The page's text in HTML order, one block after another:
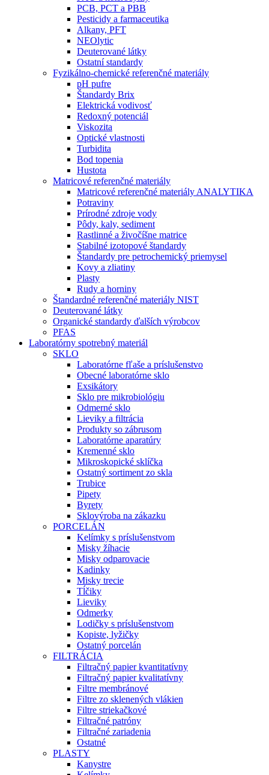
PCB, PCT a PBB
Pesticidy a farmaceutika
Alkany, PFT
NEOlytic
Deuterované látky
Ostatní standardy
Fyzikálno-chemické referenčné materiály
pH pufre
Štandardy Brix
Elektrická vodivosť
Redoxný potenciál
Viskozita
Optické vlastnosti
Turbidita
Bod topenia
Hustota
Matricové referenčné materiály
Matricové referenčné materiály ANALYTIKA
Potraviny
Prírodné zdroje vody
Pôdy, kaly, sediment
Rastlinné a živočíšne matrice
Stabilné izotopové štandardy
Štandardy pre petrochemický priemysel
Kovy a zliatiny
Plasty
Rudy a horniny
Štandardné referenčné materiály NIST
Deuterované látky
Organické standardy ďalších výrobcov
PFAS
Laboratórny spotrebný materiál
SKLO
Laboratórne fľaše a príslušenstvo
Obecné laboratórne sklo
Exsikátory
Sklo pre mikrobiológiu
Odmerné sklo
Lieviky a filtrácia
Produkty so zábrusom
Laboratórne aparatúry
Kremenné sklo
Mikroskopické sklíčka
Ostatný sortiment zo skla
Trubice
Pipety
Byrety
Sklovýroba na zákazku
PORCELÁN
Kelímky s príslušenstvom
Misky žíhacie
Misky odparovacie
Kadinky
Misky trecie
Tĺčiky
Lieviky
Odmerky
Lodičky s príslušenstvom
Kopiste, lyžičky
Ostatný porcelán
FILTRÁCIA
Filtračný papier kvantitatívny
Filtračný papier kvalitatívny
Filtre membránové
Filtre zo sklenených vlákien
Filtre striekačkové
Filtračné patróny
Filtračné zariadenia
Ostatné
PLASTY
Kanystre